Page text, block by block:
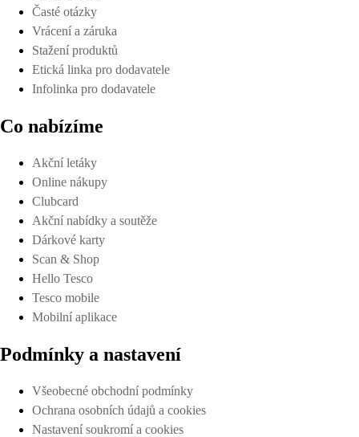
Časté otázky
Vrácení a záruka
Stažení produktů
Etická linka pro dodavatele
Infolinka pro dodavatele
Co nabízíme
Akční letáky
Online nákupy
Clubcard
Akční nabídky a soutěže
Dárkové karty
Scan & Shop
Hello Tesco
Tesco mobile
Mobilní aplikace
Podmínky a nastavení
Všeobecné obchodní podmínky
Ochrana osobních údajů a cookies
Nastavení soukromí a cookies